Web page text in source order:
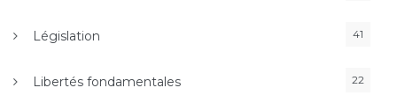
Législation 41
Libertés fondamentales 22